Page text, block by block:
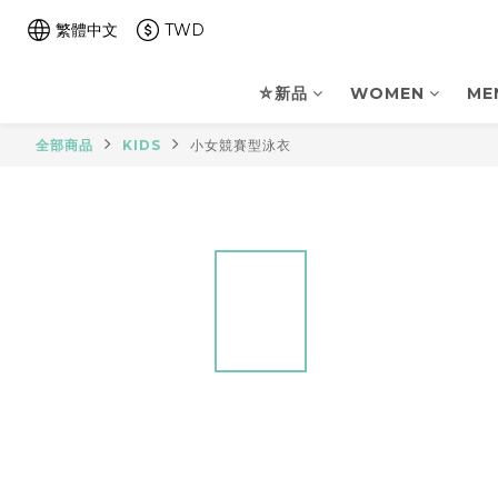
繁體中文 TWD
⛤新品 WOMEN
全部商品 KIDS 小女競賽型泳衣